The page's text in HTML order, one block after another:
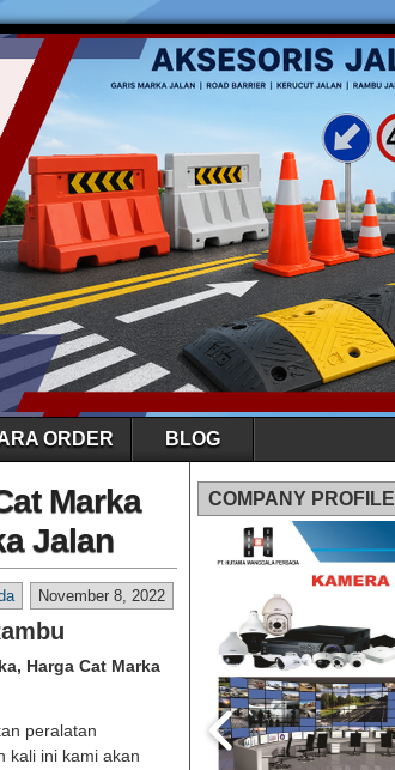
ORDER BLOG
Marka
Jalan
November 8, 2022
Harga Cat Marka
peralatan
kali ini kami akan
COMPANY PROFILE